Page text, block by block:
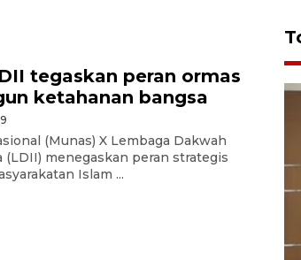
tegaskan peran ormas
ketahanan bangsa
(Munas) X Lembaga Dakwah
(LDII) menegaskan peran strategis
Islam ...